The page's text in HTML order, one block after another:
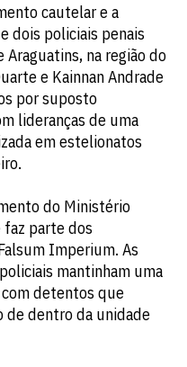
cautelar e a
dois policiais penais
na região do
e Kainnan Andrade
por suposto
lideranças de uma
em estelionatos
do Ministério
faz parte dos
Imperium. As
mantinham uma
detentos que
de dentro da unidade